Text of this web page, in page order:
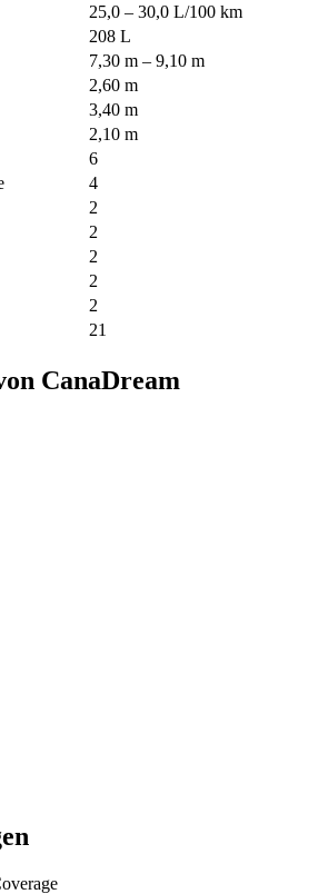
25,0 – 30,0 L/100 km
208 L
7,30 m – 9,10 m
2,60 m
3,40 m
2,10 m
6
4
2
2
2
2
2
21
CanaDream